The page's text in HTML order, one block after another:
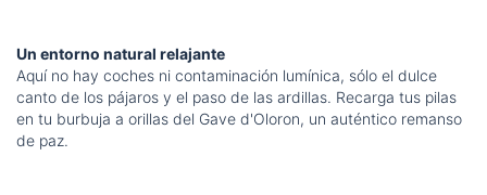
Un entorno natural relajante
Aquí no hay coches ni contaminación lumínica, sólo el dulce
canto de los pájaros y el paso de las ardillas. Recarga tus pilas
en tu burbuja a orillas del Gave d'Oloron, un auténtico remanso
de paz.